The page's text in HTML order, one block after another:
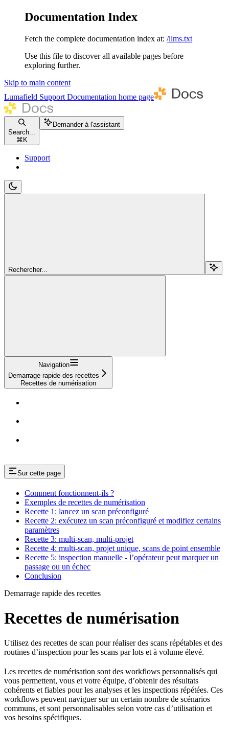
Documentation Index
Fetch the complete documentation index at: /llms.txt
Use this file to discover all available pages before
exploring further.
Skip to main content
Lumafield Support Documentation home page
Search...
⌘ K
Demander à l'assistant
Support
Rechercher...
Navigation
Demarrage rapide des recettes
Recettes de numérisation
Sur cette page
Comment fonctionnent-ils ?
Exemples de recettes de numérisation
Recette 1: lancez un scan préconfiguré
Recette 2: exécutez un scan préconfiguré et modifiez certains
paramètres
Recette 3: multi-scan, multi-projet
Recette 4: multi-scan, projet unique, scans de point ensemble
Recette 5: inspection manuelle - l’opérateur peut marquer un
passage ou un échec
Conclusion
Demarrage rapide des recettes
Recettes de numérisation
Utilisez des recettes de scan pour réaliser des scans répétables et des
routines d’inspection pour les scans par lots et à volume élevé.
Les recettes de numérisation sont des workflows personnalisés qui
vous permettent, vous et votre équipe, d’obtenir des résultats
cohérents et fiables pour les analyses et les inspections répétées. Ces
workflows peuvent naviguer sur un certain nombre de scénarios
communs, et sont personnalisables selon votre cas d’utilisation et
vos besoins spécifiques.